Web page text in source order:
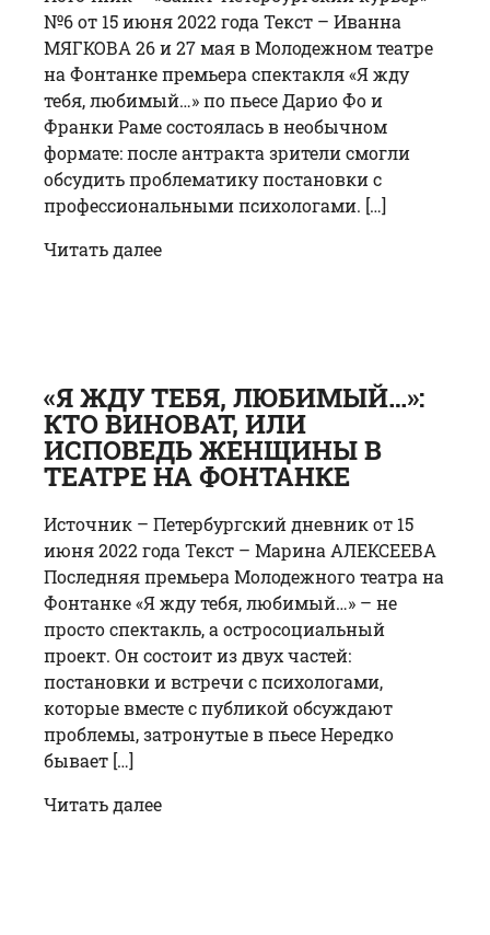
№6 от 15 июня 2022 года Текст – Иванна
МЯГКОВА 26 и 27 мая в Молодежном театре
на Фонтанке премьера спектакля «Я жду
тебя, любимый…» по пьесе Дарио Фо и
Франки Раме состоялась в необычном
формате: после антракта зрители смогли
обсудить проблематику постановки с
профессиональными психологами. […]
Читать далее
«Я ЖДУ ТЕБЯ, ЛЮБИМЫЙ…»:
КТО ВИНОВАТ, ИЛИ
ИСПОВЕДЬ ЖЕНЩИНЫ В
ТЕАТРЕ НА ФОНТАНКЕ
Источник – Петербургский дневник от 15
июня 2022 года Текст – Марина АЛЕКСЕЕВА
Последняя премьера Молодежного театра на
Фонтанке «Я жду тебя, любимый…» – не
просто спектакль, а остросоциальный
проект. Он состоит из двух частей:
постановки и встречи с психологами,
которые вместе с публикой обсуждают
проблемы, затронутые в пьесе Нередко
бывает […]
Читать далее